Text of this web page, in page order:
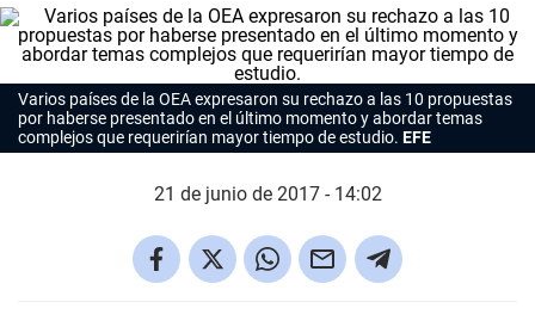
Varios países de la OEA expresaron su rechazo a las 10 propuestas
por haberse presentado en el último momento y abordar temas
complejos que requerirían mayor tiempo de estudio. EFE
21 de junio de 2017 - 14:02